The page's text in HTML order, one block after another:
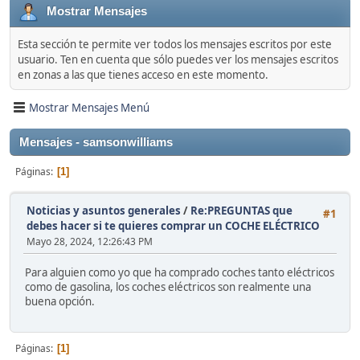
Mostrar Mensajes
Esta sección te permite ver todos los mensajes escritos por este
usuario. Ten en cuenta que sólo puedes ver los mensajes escritos
en zonas a las que tienes acceso en este momento.
Mostrar Mensajes Menú
Mensajes - samsonwilliams
Páginas 1
#1
Noticias y asuntos generales / Re:PREGUNTAS que
debes hacer si te quieres comprar un COCHE ELÉCTRICO
Mayo 28, 2024, 12:26:43 PM
Para alguien como yo que ha comprado coches tanto eléctricos
como de gasolina, los coches eléctricos son realmente una
buena opción.
Páginas 1